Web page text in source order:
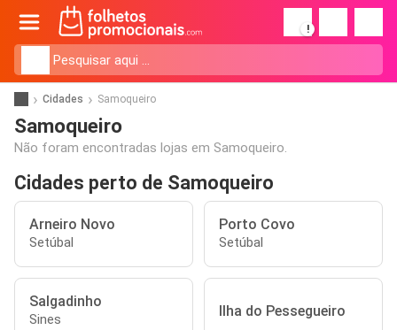
!
Cidades Samoqueiro
Samoqueiro
Não foram encontradas lojas em Samoqueiro.
Cidades perto de Samoqueiro
Arneiro Novo
Setúbal
Porto Covo
Setúbal
Salgadinho
Sines Ilha do Pessegueiro